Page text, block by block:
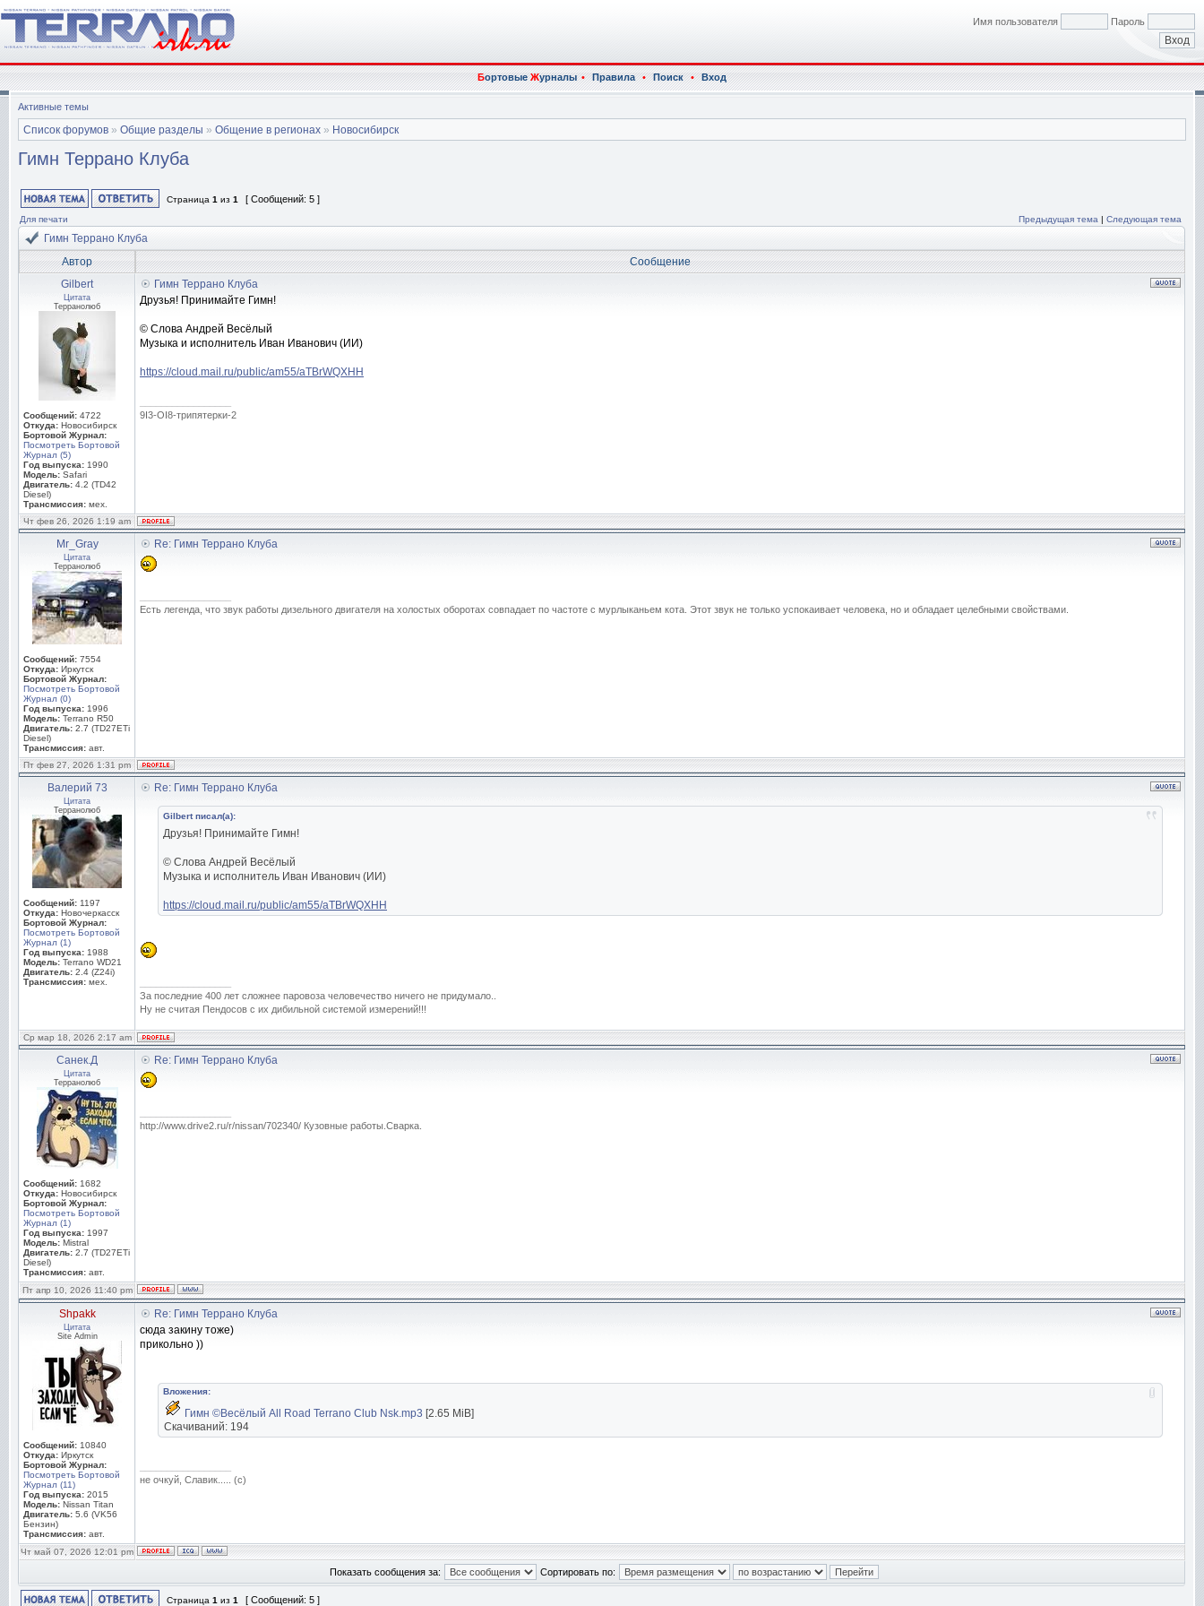
Имя пользователя Пароль
БортовыеЖурналы • Правила • Поиск • Вход
Активные темы
Список форумов » Общие разделы » Общение в регионах » Новосибирск
Гимн Террано Клуба
Страница 1 из 1 [ Сообщений: 5 ]
Для печати Предыдущая тема | Следующая тема
Гимн Террано Клуба
Автор
Сообщение
Gilbert
Цитата
Терранолюб
Сообщений: 4722
Откуда: Новосибирск
Бортовой Журнал:
Посмотреть Бортовой
Журнал (5)
Год выпуска: 1990
Модель: Safari
Двигатель: 4.2 (TD42
Diesel)
Трансмиссия: мех.
Гимн Террано Клуба
Друзья! Принимайте Гимн!
© Слова Андрей Весёлый
Музыка и исполнитель Иван Иванович (ИИ)
https://cloud.mail.ru/public/am55/aTBrWQXHH
9I3-OI8-трипятерки-2
Чт фев 26, 2026 1:19 am
Mr_Gray
Цитата
Терранолюб
Сообщений: 7554
Откуда: Иркутск
Бортовой Журнал:
Посмотреть Бортовой
Журнал (0)
Год выпуска: 1996
Модель: Terrano R50
Двигатель: 2.7 (TD27ETi
Diesel)
Трансмиссия: авт.
Re: Гимн Террано Клуба
Есть легенда, что звук работы дизельного двигателя на холостых оборотах совпадает по частоте с мурлыканьем кота. Этот звук не только успокаивает человека, но и обладает целебными свойствами.
Пт фев 27, 2026 1:31 pm
Валерий 73
Цитата
Терранолюб
Сообщений: 1197
Откуда: Новочеркасск
Бортовой Журнал:
Посмотреть Бортовой
Журнал (1)
Год выпуска: 1988
Модель: Terrano WD21
Двигатель: 2.4 (Z24i)
Трансмиссия: мех.
Re: Гимн Террано Клуба
Gilbert писал(а):
Друзья! Принимайте Гимн!
© Слова Андрей Весёлый
Музыка и исполнитель Иван Иванович (ИИ)
https://cloud.mail.ru/public/am55/aTBrWQXHH
За последние 400 лет сложнее паровоза человечество ничего не придумало..
Ну не считая Пендосов с их дибильной системой измерений!!!
Ср мар 18, 2026 2:17 am
Санек.Д
Цитата
Терранолюб
Сообщений: 1682
Откуда: Новосибирск
Бортовой Журнал:
Посмотреть Бортовой
Журнал (1)
Год выпуска: 1997
Модель: Mistral
Двигатель: 2.7 (TD27ETi
Diesel)
Трансмиссия: авт.
Re: Гимн Террано Клуба
http://www.drive2.ru/r/nissan/702340/ Кузовные работы.Сварка.
Пт апр 10, 2026 11:40 pm
Shpakk
Цитата
Site Admin
Сообщений: 10840
Откуда: Иркутск
Бортовой Журнал:
Посмотреть Бортовой
Журнал (11)
Год выпуска: 2015
Модель: Nissan Titan
Двигатель: 5.6 (VK56
Бензин)
Трансмиссия: авт.
Re: Гимн Террано Клуба
сюда закину тоже)
прикольно ))
Вложения:
Гимн ©Весёлый All Road Terrano Club Nsk.mp3 [2.65 MiB]
Скачиваний: 194
не очкуй, Славик..... (с)
Чт май 07, 2026 12:01 pm
Показать сообщения за: Сортировать по:
Страница 1 из 1 [ Сообщений: 5 ]